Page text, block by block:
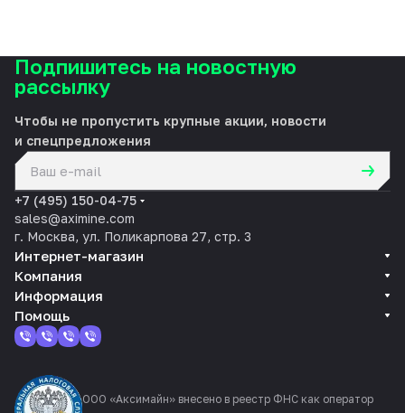
Подпишитесь на новостную
рассылку
Чтобы не пропустить крупные акции, новости
и спецпредложения
+7 (495) 150-04-75
sales@aximine.com
г. Москва, ул. Поликарпова 27, стр. 3
Интернет-магазин
Компания
Информация
Помощь
ООО «Аксимайн» внесено в реестр ФНС как оператор